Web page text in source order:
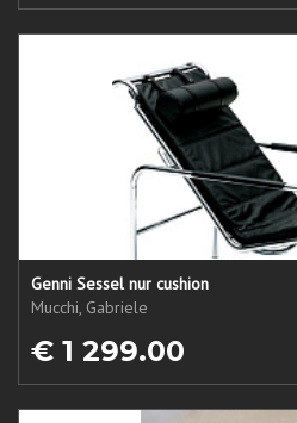
Genni Sessel nur cushion
Mucchi, Gabriele
€ 1 299.00